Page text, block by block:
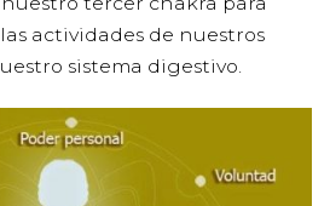
actividades de nuestros
sistema digestivo.